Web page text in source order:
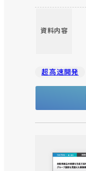
資料内容
超高速開発